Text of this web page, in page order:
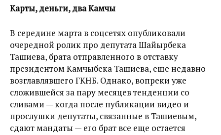
Карты, деньги, два Камчы
В середине марта в соцсетях опубликовали
очередной ролик про депутата Шайырбека
Ташиева, брата отправленного в отставку
президентом Камчыбека Ташиева, еще недавно
возглавлявшего ГКНБ. Однако, вопреки уже
сложившейся за пару месяцев тенденции со
сливами — когда после публикации видео и
прослушки депутаты, связанные в Ташиевым,
сдают мандаты — его брат все еще остается